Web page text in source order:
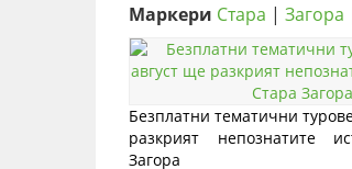
Маркери Стара | Загора
Безплатни тематични
разкрият непознатите
Загора